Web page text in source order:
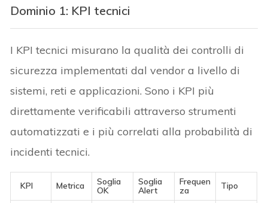
Dominio 1: KPI tecnici
I KPI tecnici misurano la qualità dei controlli di
sicurezza implementati dal vendor a livello di
sistemi, reti e applicazioni. Sono i KPI più
direttamente verificabili attraverso strumenti
automatizzati e i più correlati alla probabilità di
incidenti tecnici.
KPI Metrica
Soglia
OK
Soglia
Alert
Frequen
za
Tipo